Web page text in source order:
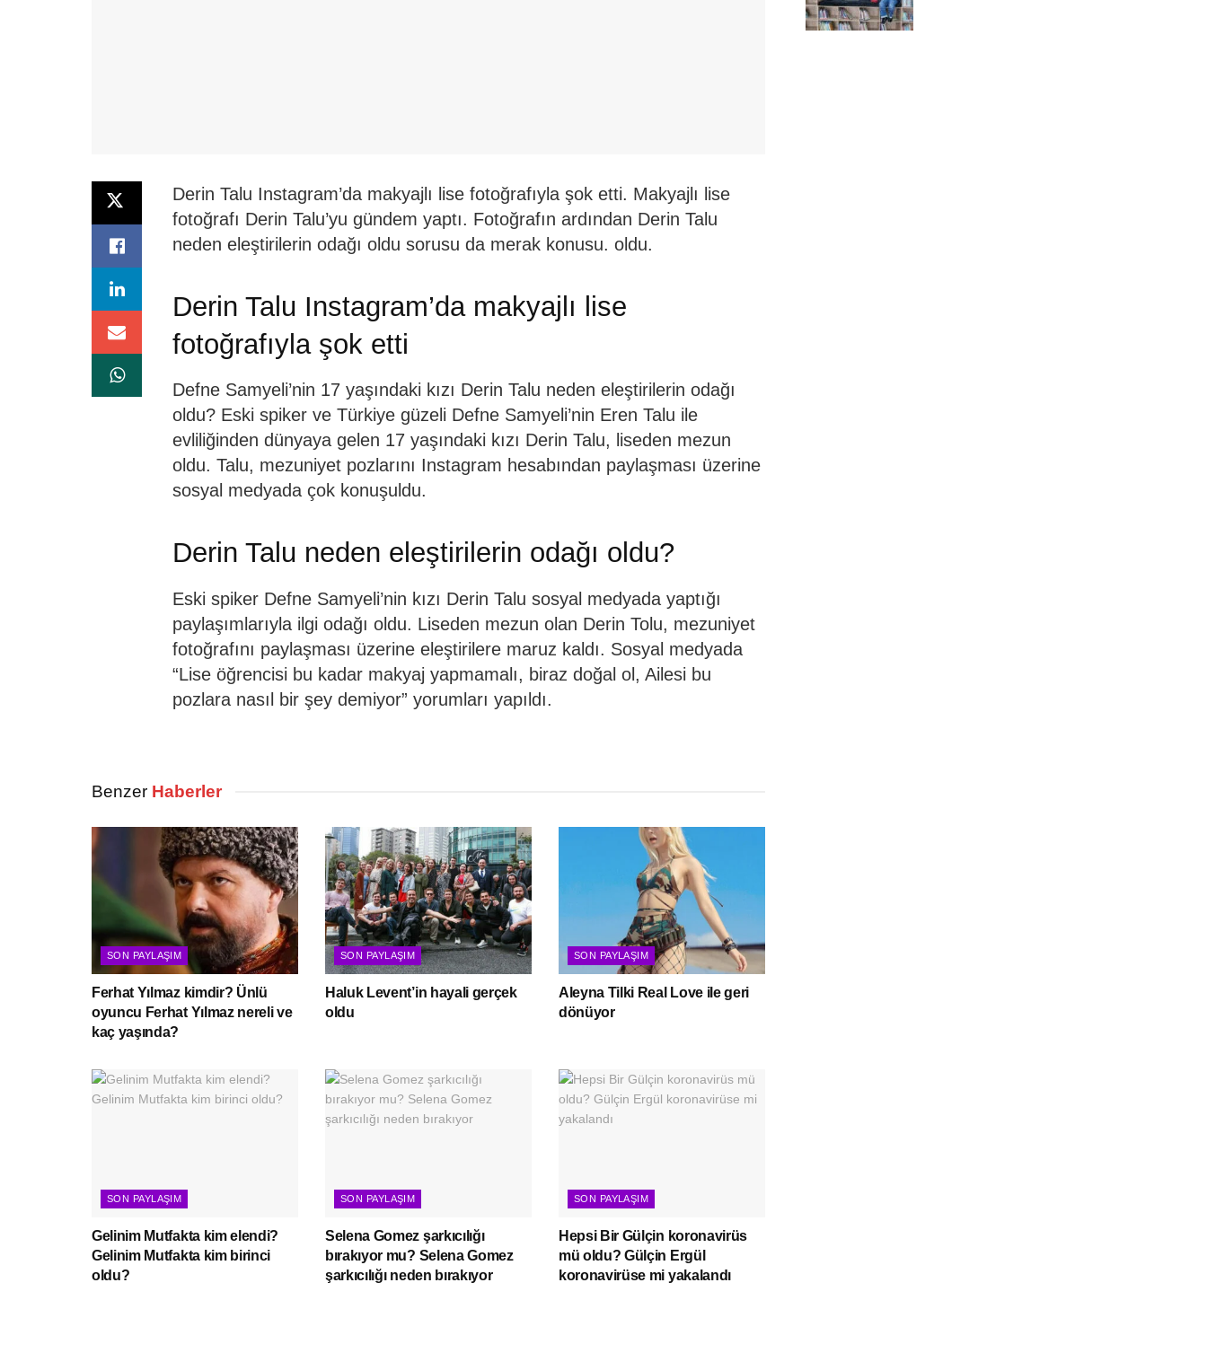
Derin Talu Instagram’da makyajlı lise fotoğrafıyla şok etti. Makyajlı lise
fotoğrafı Derin Talu’yu gündem yaptı. Fotoğrafın ardından Derin Talu
neden eleştirilerin odağı oldu sorusu da merak konusu. oldu.
Derin Talu Instagram’da makyajlı lise
fotoğrafıyla şok etti
Defne Samyeli’nin 17 yaşındaki kızı Derin Talu neden eleştirilerin odağı
oldu? Eski spiker ve Türkiye güzeli Defne Samyeli’nin Eren Talu ile
evliliğinden dünyaya gelen 17 yaşındaki kızı Derin Talu, liseden mezun
oldu. Talu, mezuniyet pozlarını Instagram hesabından paylaşması üzerine
sosyal medyada çok konuşuldu.
Derin Talu neden eleştirilerin odağı oldu?
Eski spiker Defne Samyeli’nin kızı Derin Talu sosyal medyada yaptığı
paylaşımlarıyla ilgi odağı oldu. Liseden mezun olan Derin Tolu, mezuniyet
fotoğrafını paylaşması üzerine eleştirilere maruz kaldı. Sosyal medyada
“Lise öğrencisi bu kadar makyaj yapmamalı, biraz doğal ol, Ailesi bu
pozlara nasıl bir şey demiyor” yorumları yapıldı.
Benzer Haberler
SON PAYLAŞIM
Ferhat Yılmaz kimdir? Ünlü
oyuncu Ferhat Yılmaz nereli ve
kaç yaşında?
SON PAYLAŞIM
Haluk Levent’in hayali gerçek
oldu
SON PAYLAŞIM
Aleyna Tilki Real Love ile geri
dönüyor
SON PAYLAŞIM
Gelinim Mutfakta kim elendi?
Gelinim Mutfakta kim birinci
oldu?
SON PAYLAŞIM
Selena Gomez şarkıcılığı
bırakıyor mu? Selena Gomez
şarkıcılığı neden bırakıyor
SON PAYLAŞIM
Hepsi Bir Gülçin koronavirüs
mü oldu? Gülçin Ergül
koronavirüse mi yakalandı